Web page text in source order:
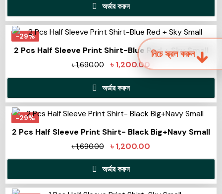
অর্ডার করুন
-29%
2 Pcs Half Sleeve Print Shirt-Blue Red + Sky Small
৳1,690.00 ৳1,200.00
অর্ডার করুন
-29%
2 Pcs Half Sleeve Print Shirt- Black Big+Navy Small
৳1,690.00 ৳1,200.00
অর্ডার করুন
নিচে স্ক্রল করুন